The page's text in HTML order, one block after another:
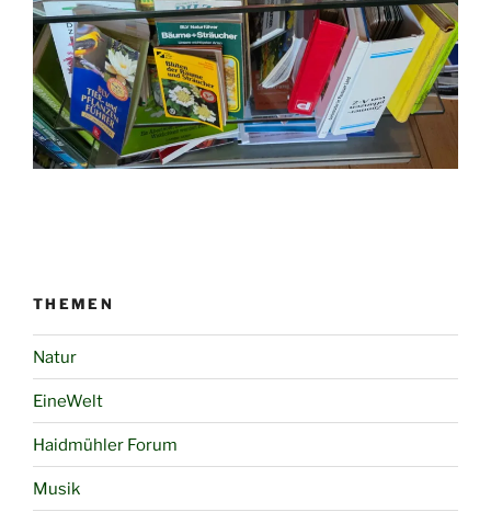
THEMEN
Natur
EineWelt
Haidmühler Forum
Musik